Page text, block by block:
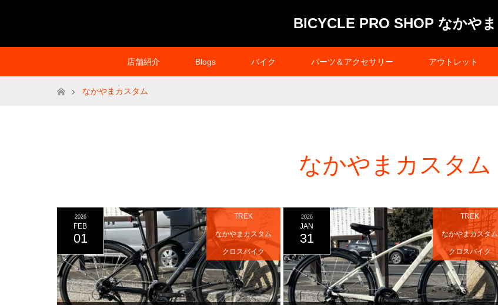
BICYCLE PRO SHOP なかやま
店舗紹介 Blogs バイク パーツ＆アクセサリー アウトレット
ホームなかやまカスタム
なかやまカスタム
2026
FEB
01
TREK
なかやまカスタム
クロスバイク
2026
JAN
31
TREK
なかやまカスタム
クロスバイク